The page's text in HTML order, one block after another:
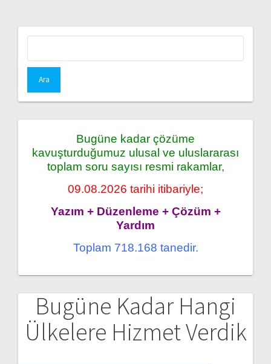
Bugüne kadar çözüme
kavuşturduğumuz ulusal ve uluslararası
toplam soru sayısı resmi rakamlar,
09.08.2026 tarihi itibariyle;
Yazım + Düzenleme + Çözüm +
Yardım
Toplam 718.168 tanedir.
Bugüne Kadar Hangi
Ülkelere Hizmet Verdik